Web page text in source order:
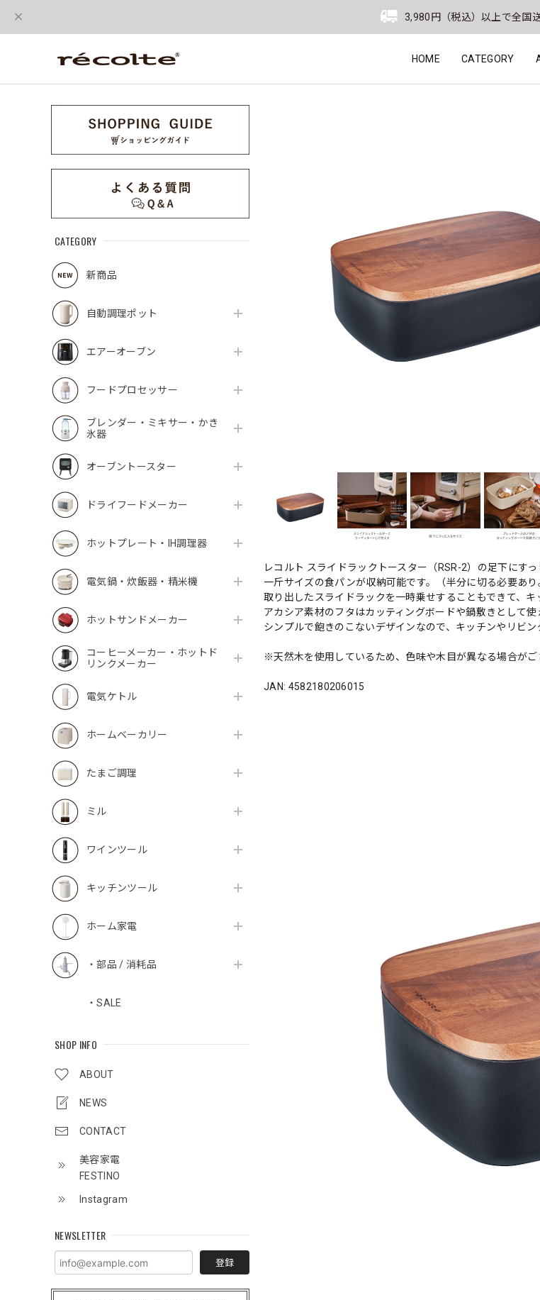
3,980円（税込）以上で全国
HOME CATEGORY
CATEGORY
新商品
自動調理ポット
エアーオーブン
フードプロセッサー
ブレンダー・ミキサー・かき
氷器
オーブントースター
ドライフードメーカー
ホットプレート・IH調理器
電気鍋・炊飯器・精米機
ホットサンドメーカー
コーヒーメーカー・ホットド
リンクメーカー
電気ケトル
ホームベーカリー
たまご調理
ミル
ワインツール
キッチンツール
ホーム家電
・部品 / 消耗品
・SALE
SHOP INFO
ABOUT
NEWS
CONTACT
美容家電
FESTINO
Instagram
NEWSLETTER
登録
レコルト スライドラックトースター（RSR-2）の足下にすっ
一斤サイズの食パンが収納可能です。（半分に切る必要あり
取り出したスライドラックを一時乗せすることもできて、キ
アカシア素材のフタはカッティングボードや鍋敷きとして使
シンプルで飽きのこないデザインなので、キッチンやリビ
※天然木を使用しているため、色味や木目が異なる場合がご
JAN: 4582180206015